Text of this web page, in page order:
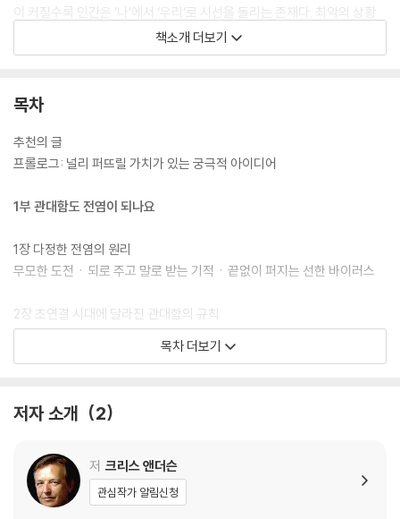
이 커질수록 인간은 ‘나’에서 ‘우리’로 시선을 돌리는 존재다. 최악의 상황
에 절망하기보다, 우리 안에서 최선을 이끌어 내는 실천적 해법을 찾고자
하는 이들이라면, 이 책에서 단단한 희망과 영감을 발견하게 될 것이다.
책소개 더보기
목차
추천의 글
프롤로그: 널리 퍼뜨릴 가치가 있는 궁극적 아이디어
1부 관대함도 전염이 되나요
1장 다정한 전염의 원리
무모한 도전ㆍ되로 주고 말로 받는 기적ㆍ끝없이 퍼지는 선한 바이러스
2장 초연결 시대에 달라진 관대함의 규칙
비물질이 물질보다 중요하다ㆍ비물질은 무한대로 나눠 줄 수 있다ㆍ다들
칸트도 틀릴 수 있다ㆍ부자들의 지갑을 여는 세금보다 빠른 방법
4장 우리 안에 숨은 선한 본능
타인에 대한 거부할 수 없는 연민ㆍ이기적 유전자는 어떻게 이타적 인간
을 만드는가ㆍ똑같이 반응하려는 충동ㆍ도마뱀 뇌 VS 성찰적 자아ㆍ관
목차 더보기
저자 소개 2
저 크리스 앤더슨
관심작가 알림신청